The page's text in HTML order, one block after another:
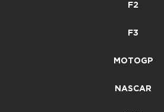
F2
F3
MOTOGP
NASCAR